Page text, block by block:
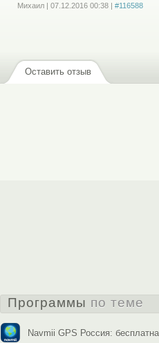
Михаил | 07.12.2016 00:38| #116588
Оставить отзыв
Программы по теме
Navmii GPS Россия: